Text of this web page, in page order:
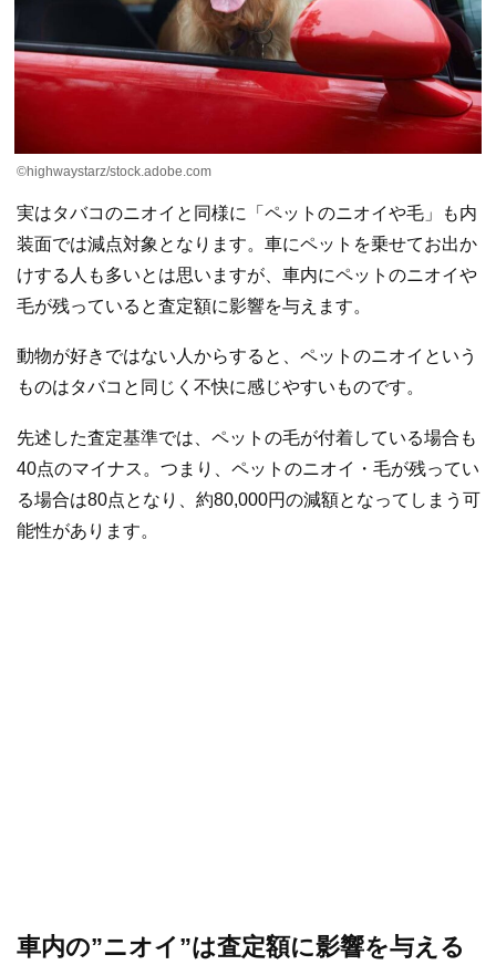
©︎highwaystarz/stock.adobe.com
実はタバコのニオイと同様に「ペットのニオイや毛」も内
装面では減点対象となります。車にペットを乗せてお出か
けする人も多いとは思いますが、車内にペットのニオイや
毛が残っていると査定額に影響を与えます。
動物が好きではない人からすると、ペットのニオイという
ものはタバコと同じく不快に感じやすいものです。
先述した査定基準では、ペットの毛が付着している場合も
40点のマイナス。つまり、ペットのニオイ・毛が残ってい
る場合は80点となり、約80,000円の減額となってしまう可
能性があります。
車内の”ニオイ”は査定額に影響を与える